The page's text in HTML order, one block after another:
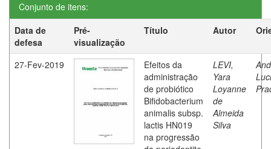
Conjunto de itens:
Data de
defesa
Pré-
visualização
Título Autor
27-Fev-2019
Efeitos da
administração
de probiótico
Bifidobacterium
animalis subsp.
lactis HN019
na progressão
LEVI,
Yara
Loyanne
de
Almeida
Silva